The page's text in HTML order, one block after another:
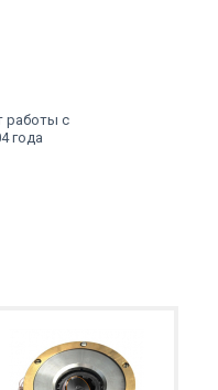
работы с
года